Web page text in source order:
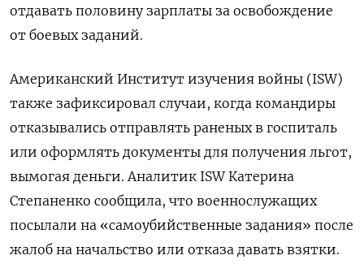
отдавать половину зарплаты за освобождение
от боевых заданий.
Американский Институт изучения войны (ISW)
также зафиксировал случаи, когда командиры
отказывались отправлять раненых в госпиталь
или оформлять документы для получения льгот,
вымогая деньги. Аналитик ISW Катерина
Степаненко сообщила, что военнослужащих
посылали на «самоубийственные задания» после
жалоб на начальство или отказа давать взятки.